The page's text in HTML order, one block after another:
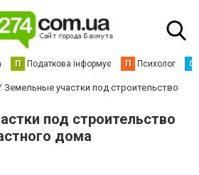
П Податкова інформує П Психолог С
Земельные участки под строительство
под строительство
дома